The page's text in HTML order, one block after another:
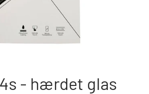
- hærdet glas